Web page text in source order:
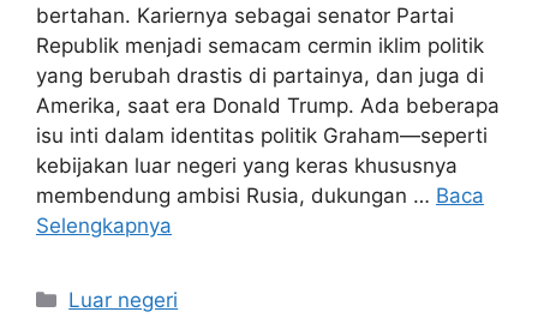
bertahan. Kariernya sebagai senator Partai
Republik menjadi semacam cermin iklim politik
yang berubah drastis di partainya, dan juga di
Amerika, saat era Donald Trump. Ada beberapa
isu inti dalam identitas politik Graham—seperti
kebijakan luar negeri yang keras khususnya
membendung ambisi Rusia, dukungan … Baca
Selengkapnya
Kategori
Luar negeri